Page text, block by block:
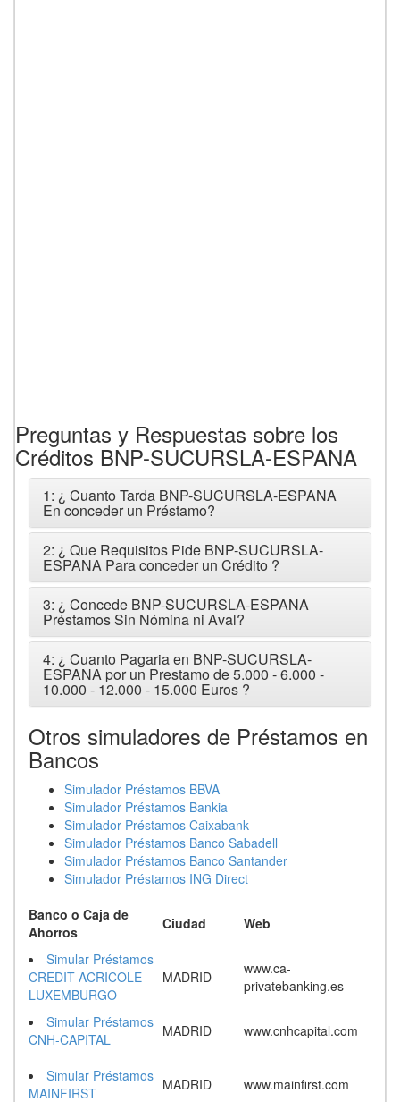
Preguntas y Respuestas sobre los
Créditos BNP-SUCURSLA-ESPANA
1: ¿ Cuanto Tarda BNP-SUCURSLA-ESPANA
En conceder un Préstamo?
2: ¿ Que Requisitos Pide BNP-SUCURSLA-
ESPANA Para conceder un Crédito ?
3: ¿ Concede BNP-SUCURSLA-ESPANA
Préstamos Sin Nómina ni Aval?
4: ¿ Cuanto Pagaria en BNP-SUCURSLA-
ESPANA por un Prestamo de 5.000 - 6.000 -
10.000 - 12.000 - 15.000 Euros ?
Otros simuladores de Préstamos en
Bancos
Simulador Préstamos BBVA
Simulador Préstamos Bankia
Simulador Préstamos Caixabank
Simulador Préstamos Banco Sabadell
Simulador Préstamos Banco Santander
Simulador Préstamos ING Direct
Banco o Caja de
Ahorros
Ciudad
Web
Simular Préstamos
CREDIT-ACRICOLE-
LUXEMBURGO
MADRID
www.ca-
privatebanking.es
Simular Préstamos
CNH-CAPITAL
MADRID www.cnhcapital.com
Simular Préstamos
MAINFIRST
MADRID www.mainfirst.com